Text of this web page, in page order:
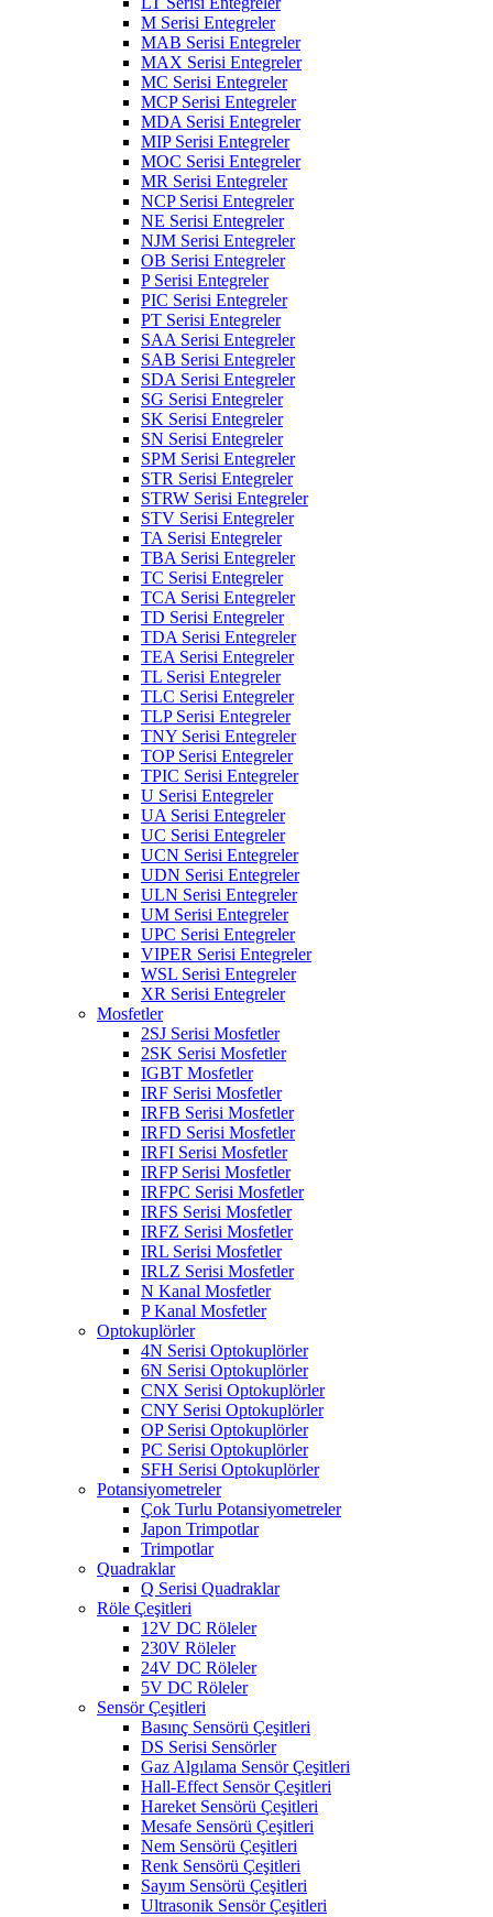
M Serisi Entegreler
MAB Serisi Entegreler
MAX Serisi Entegreler
MC Serisi Entegreler
MCP Serisi Entegreler
MDA Serisi Entegreler
MIP Serisi Entegreler
MOC Serisi Entegreler
MR Serisi Entegreler
NCP Serisi Entegreler
NE Serisi Entegreler
NJM Serisi Entegreler
OB Serisi Entegreler
P Serisi Entegreler
PIC Serisi Entegreler
PT Serisi Entegreler
SAA Serisi Entegreler
SAB Serisi Entegreler
SDA Serisi Entegreler
SG Serisi Entegreler
SK Serisi Entegreler
SN Serisi Entegreler
SPM Serisi Entegreler
STR Serisi Entegreler
STRW Serisi Entegreler
STV Serisi Entegreler
TA Serisi Entegreler
TBA Serisi Entegreler
TC Serisi Entegreler
TCA Serisi Entegreler
TD Serisi Entegreler
TDA Serisi Entegreler
TEA Serisi Entegreler
TL Serisi Entegreler
TLC Serisi Entegreler
TLP Serisi Entegreler
TNY Serisi Entegreler
TOP Serisi Entegreler
TPIC Serisi Entegreler
U Serisi Entegreler
UA Serisi Entegreler
UC Serisi Entegreler
UCN Serisi Entegreler
UDN Serisi Entegreler
ULN Serisi Entegreler
UM Serisi Entegreler
UPC Serisi Entegreler
VIPER Serisi Entegreler
WSL Serisi Entegreler
XR Serisi Entegreler
Mosfetler
2SJ Serisi Mosfetler
2SK Serisi Mosfetler
IGBT Mosfetler
IRF Serisi Mosfetler
IRFB Serisi Mosfetler
IRFD Serisi Mosfetler
IRFI Serisi Mosfetler
IRFP Serisi Mosfetler
IRFPC Serisi Mosfetler
IRFS Serisi Mosfetler
IRFZ Serisi Mosfetler
IRL Serisi Mosfetler
IRLZ Serisi Mosfetler
N Kanal Mosfetler
P Kanal Mosfetler
Optokuplörler
4N Serisi Optokuplörler
6N Serisi Optokuplörler
CNX Serisi Optokuplörler
CNY Serisi Optokuplörler
OP Serisi Optokuplörler
PC Serisi Optokuplörler
SFH Serisi Optokuplörler
Potansiyometreler
Çok Turlu Potansiyometreler
Japon Trimpotlar
Trimpotlar
Quadraklar
Q Serisi Quadraklar
Röle Çeşitleri
12V DC Röleler
230V Röleler
24V DC Röleler
5V DC Röleler
Sensör Çeşitleri
Basınç Sensörü Çeşitleri
DS Serisi Sensörler
Gaz Algılama Sensör Çeşitleri
Hall-Effect Sensör Çeşitleri
Hareket Sensörü Çeşitleri
Mesafe Sensörü Çeşitleri
Nem Sensörü Çeşitleri
Renk Sensörü Çeşitleri
Sayım Sensörü Çeşitleri
Ultrasonik Sensör Çeşitleri